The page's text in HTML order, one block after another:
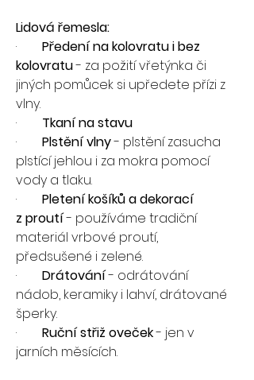
Lidová řemesla:
· Předení na kolovratu i bez
kolovratu - za požití vřetýnka či
jiných pomůcek si upředete přízi z
vlny.
· Tkaní na stavu
· Plstění vlny - plstění zasucha
plstící jehlou i za mokra pomocí
vody a tlaku.
· Pletení košíků a dekorací
z proutí - používáme tradiční
materiál vrbové proutí,
předsušené i zelené.
· Drátování - odrátování
nádob, keramiky i lahví, drátované
šperky.
· Ruční střiž oveček - jen v
jarních měsících.